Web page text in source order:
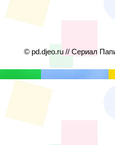
© pd.djeo.ru // Сериал